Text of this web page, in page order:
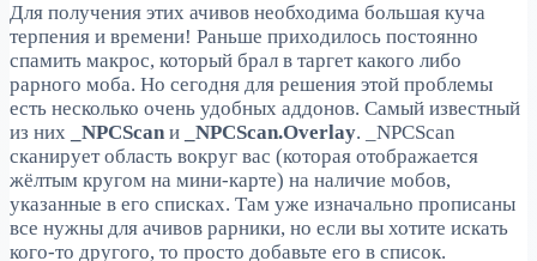
Для получения этих ачивов необходима большая куча
терпения и времени! Раньше приходилось постоянно
спамить макрос, который брал в таргет какого либо
рарного моба. Но сегодня для решения этой проблемы
есть несколько очень удобных аддонов. Самый известный
из них
_NPCScan и _NPCScan.Overlay. _NPCScan
сканирует область вокруг вас (которая отображается
жёлтым кругом на мини-карте) на наличие мобов,
указанные в его списках. Там уже изначально прописаны
все нужны для ачивов рарники, но если вы хотите искать
кого-то другого, то просто добавьте его в список.